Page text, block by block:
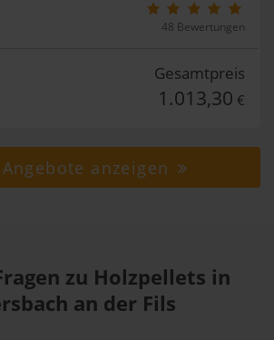
48 Bewertungen
Gesamtpreis
1.013,30 €
anzeigen
zu Holzpellets in
an der Fils